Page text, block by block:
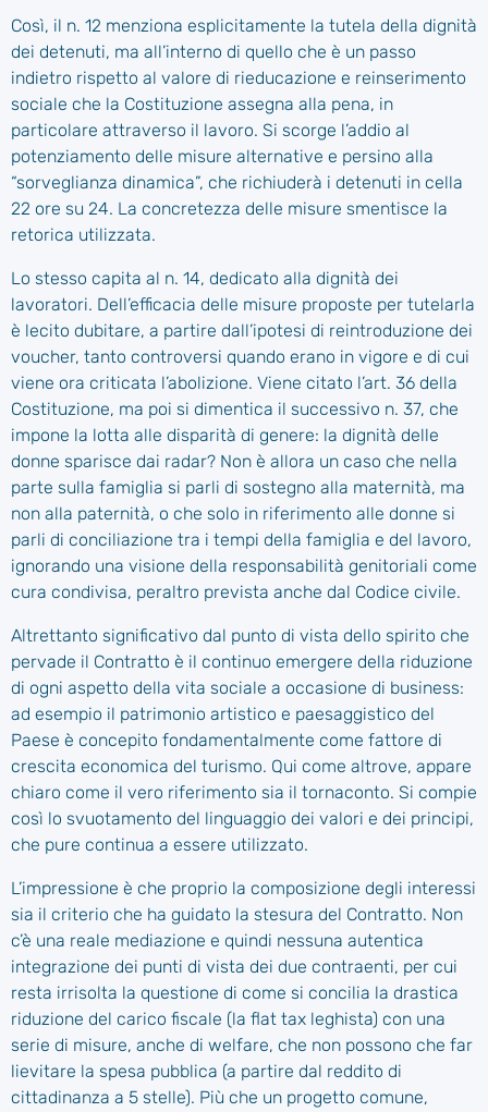
Così, il n. 12 menziona esplicitamente la tutela della dignità
dei detenuti, ma all’interno di quello che è un passo
indietro rispetto al valore di rieducazione e reinserimento
sociale che la Costituzione assegna alla pena, in
particolare attraverso il lavoro. Si scorge l’addio al
potenziamento delle misure alternative e persino alla
“sorveglianza dinamica”, che richiuderà i detenuti in cella
22 ore su 24. La concretezza delle misure smentisce la
retorica utilizzata.
Lo stesso capita al n. 14, dedicato alla dignità dei
lavoratori. Dell’efficacia delle misure proposte per tutelarla
è lecito dubitare, a partire dall’ipotesi di reintroduzione dei
voucher, tanto controversi quando erano in vigore e di cui
viene ora criticata l’abolizione. Viene citato l’art. 36 della
Costituzione, ma poi si dimentica il successivo n. 37, che
impone la lotta alle disparità di genere: la dignità delle
donne sparisce dai radar? Non è allora un caso che nella
parte sulla famiglia si parli di sostegno alla maternità, ma
non alla paternità, o che solo in riferimento alle donne si
parli di conciliazione tra i tempi della famiglia e del lavoro,
ignorando una visione della responsabilità genitoriali come
cura condivisa, peraltro prevista anche dal Codice civile.
Altrettanto significativo dal punto di vista dello spirito che
pervade il Contratto è il continuo emergere della riduzione
di ogni aspetto della vita sociale a occasione di business:
ad esempio il patrimonio artistico e paesaggistico del
Paese è concepito fondamentalmente come fattore di
crescita economica del turismo. Qui come altrove, appare
chiaro come il vero riferimento sia il tornaconto. Si compie
così lo svuotamento del linguaggio dei valori e dei principi,
che pure continua a essere utilizzato.
L’impressione è che proprio la composizione degli interessi
sia il criterio che ha guidato la stesura del Contratto. Non
c’è una reale mediazione e quindi nessuna autentica
integrazione dei punti di vista dei due contraenti, per cui
resta irrisolta la questione di come si concilia la drastica
riduzione del carico fiscale (la flat tax leghista) con una
serie di misure, anche di welfare, che non possono che far
lievitare la spesa pubblica (a partire dal reddito di
cittadinanza a 5 stelle). Più che un progetto comune,